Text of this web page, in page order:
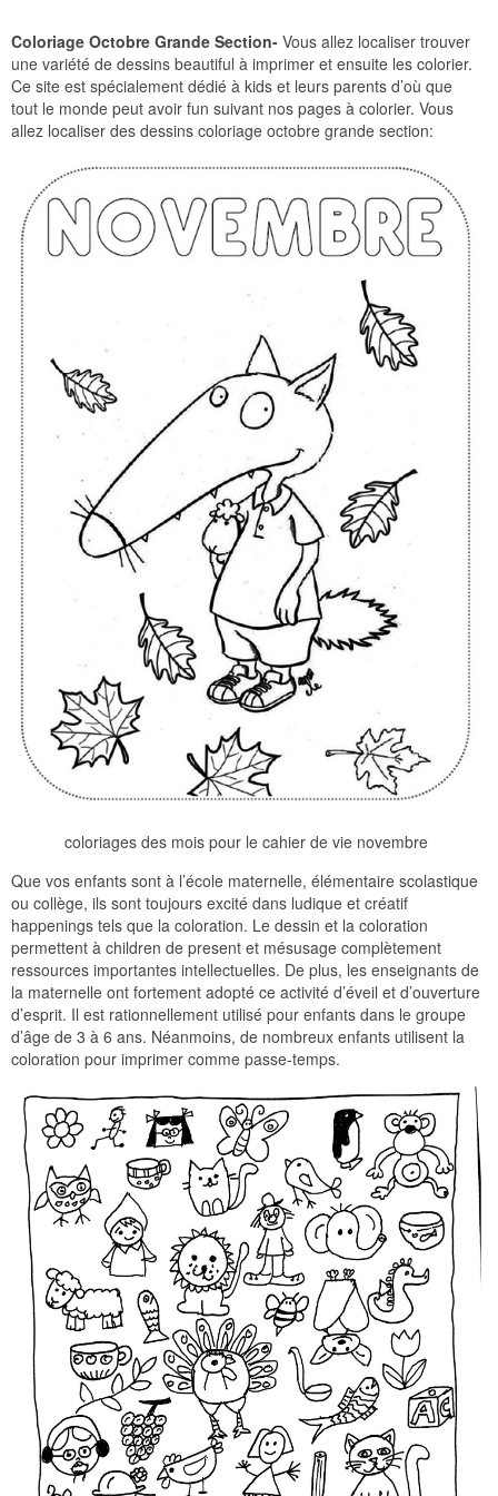
Coloriage Octobre Grande Section- Vous allez localiser trouver
une variété de dessins beautiful à imprimer et ensuite les colorier.
Ce site est spécialement dédié à kids et leurs parents d’où que
tout le monde peut avoir fun suivant nos pages à colorier. Vous
allez localiser des dessins coloriage octobre grande section:
coloriages des mois pour le cahier de vie novembre
Que vos enfants sont à l’école maternelle, élémentaire scolastique
ou collège, ils sont toujours excité dans ludique et créatif
happenings tels que la coloration. Le dessin et la coloration
permettent à children de present et mésusage complètement
ressources importantes intellectuelles. De plus, les enseignants de
la maternelle ont fortement adopté ce activité d’éveil et d’ouverture
d’esprit. Il est rationnellement utilisé pour enfants dans le groupe
d’âge de 3 à 6 ans. Néanmoins, de nombreux enfants utilisent la
coloration pour imprimer comme passe-temps.